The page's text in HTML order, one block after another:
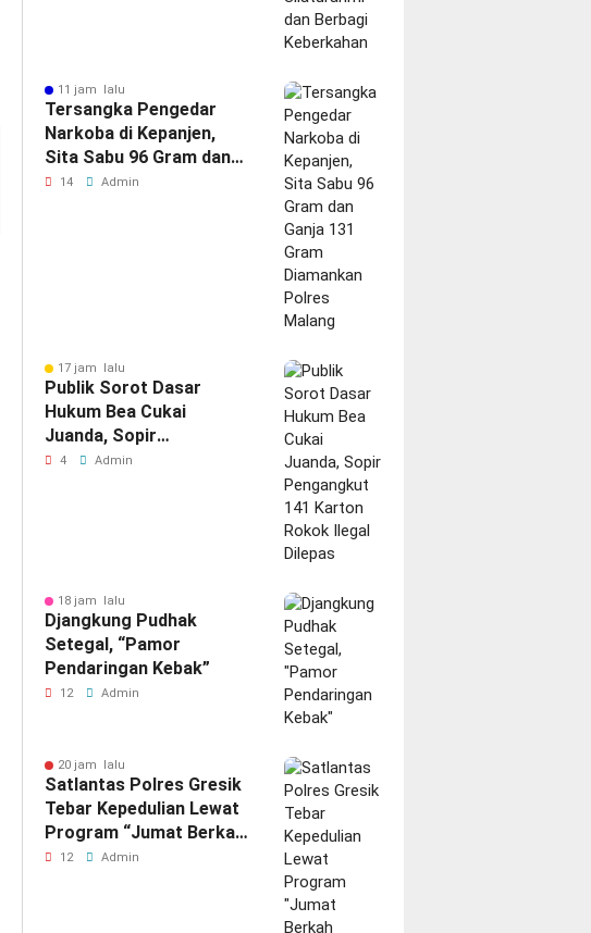
11 jam lalu
Tersangka Pengedar
Narkoba di Kepanjen,
Sita Sabu 96 Gram dan
Ganja 131 Gram
14 Admin
17 jam lalu
Publik Sorot Dasar
Hukum Bea Cukai
Juanda, Sopir
Pengangkut 141 Karton
4 Admin
18 jam lalu
Djangkung Pudhak
Setegal, “Pamor
Pendaringan Kebak”
12 Admin
20 jam lalu
Satlantas Polres Gresik
Tebar Kepedulian Lewat
Program “Jumat Berkah
Berbagi”
12 Admin